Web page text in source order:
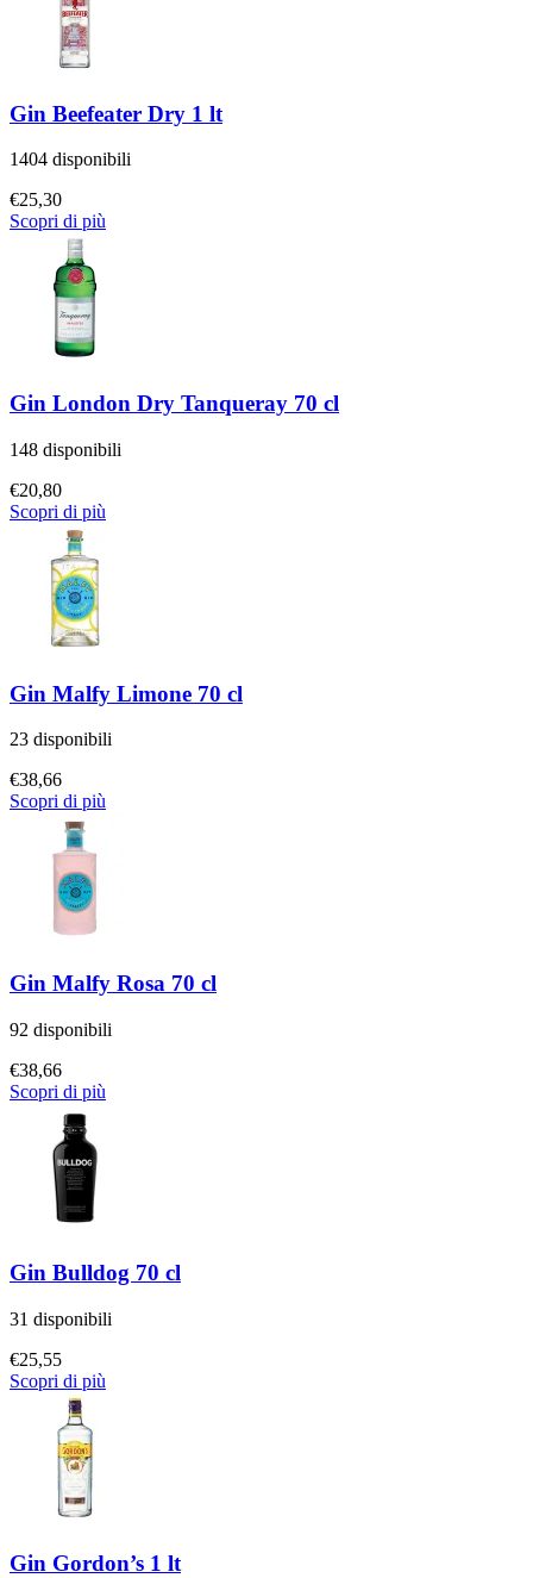
Gin Beefeater Dry 1 lt
1404 disponibili
€25,30
Scopri di più
Gin London Dry Tanqueray 70 cl
148 disponibili
€20,80
Scopri di più
Gin Malfy Limone 70 cl
23 disponibili
€38,66
Scopri di più
Gin Malfy Rosa 70 cl
92 disponibili
€38,66
Scopri di più
Gin Bulldog 70 cl
31 disponibili
€25,55
Scopri di più
Gin Gordon’s 1 lt